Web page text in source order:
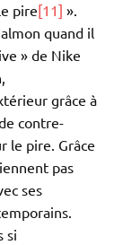
pire[11] ».
quand il
» de Nike
grâce à
contre-
le pire. Grâce
pas
ses
si